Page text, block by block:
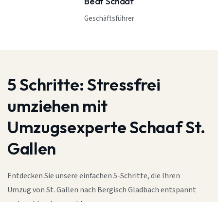
Geschäftsführer
5 Schritte:Stressfrei
umziehen mit
Umzugsexperte Schaaf St.
Gallen
Entdecken Sie unsere einfachen 5-Schritte, die Ihren
Umzug von St. Gallen nach Bergisch Gladbach entspannt